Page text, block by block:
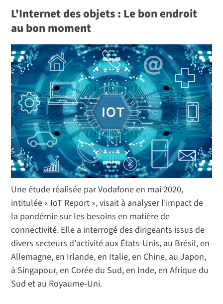
L'Internet des objets : Le bon endroit
au bon moment
Une étude réalisée par Vodafone en mai 2020,
intitulée « IoT Report », visait à analyser l'impact de
la pandémie sur les besoins en matière de
connectivité. Elle a interrogé des dirigeants issus de
divers secteurs d'activité aux États-Unis, au Brésil, en
Allemagne, en Irlande, en Italie, en Chine, au Japon,
à Singapour, en Corée du Sud, en Inde, en Afrique du
Sud et au Royaume-Uni.